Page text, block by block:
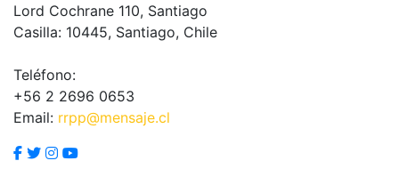
Lord Cochrane 110, Santiago
Casilla: 10445, Santiago, Chile
Teléfono:
+56 2 2696 0653
Email: rrpp@mensaje.cl